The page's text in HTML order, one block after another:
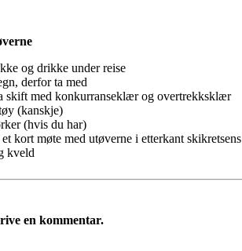
og drikke under reise
derfor ta med
skift med konkurranseklær og overtrekksklær
(kanskje)
(hvis du har)
kort møte med utøverne i etterkant skikretsens
kveld
en kommentar.